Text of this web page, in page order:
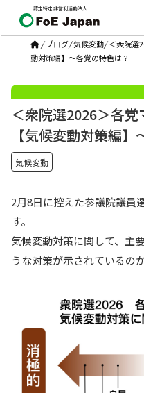
認定特定非営利活動法人
/ ブログ/気候変動/ ＜衆院選
動対策編】～各党の特色は？
＜衆院選2026＞各党
【気候変動対策編
気候変動
2月8日に控えた参議院議員
す。
気候変動対策に関して、主
うな対策が示されているの